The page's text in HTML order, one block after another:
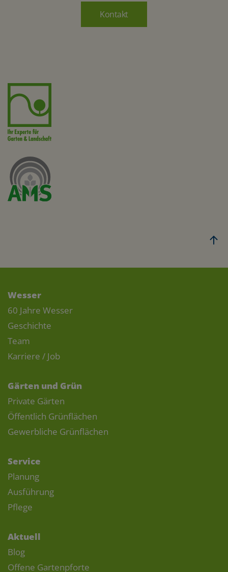
Kontakt
Wesser
60 Jahre Wesser
Geschichte
Team
Karriere / Job
Gärten und Grün
Private Gärten
Öffentlich Grünflächen
Gewerbliche Grünflächen
Service
Planung
Ausführung
Pflege
Aktuell
Blog
Offene Gartenpforte